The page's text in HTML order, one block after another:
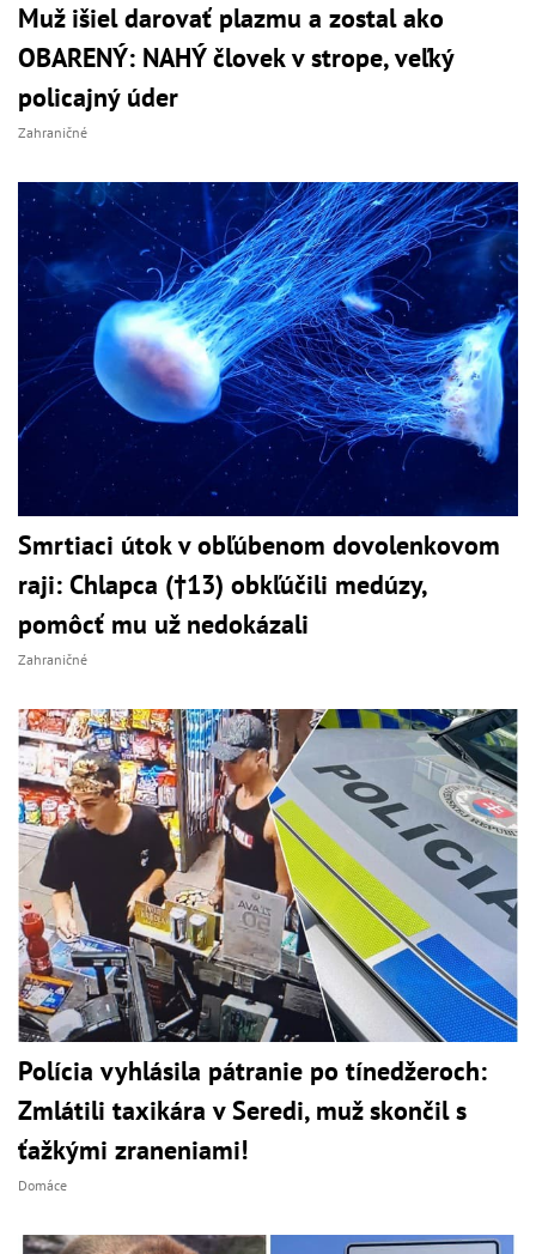
Muž išiel darovať plazmu a zostal ako
OBARENÝ: NAHÝ človek v strope, veľký
policajný úder
Zahraničné
Smrtiaci útok v obľúbenom dovolenkovom
raji: Chlapca (†13) obkľúčili medúzy,
pomôcť mu už nedokázali
Zahraničné
Polícia vyhlásila pátranie po tínedžeroch:
Zmlátili taxikára v Seredi, muž skončil s
ťažkými zraneniami!
Domáce